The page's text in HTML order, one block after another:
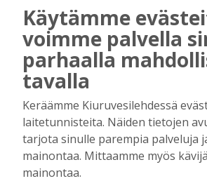
sääntöstelypadon
sekin näyttää olevan
Mutta kiireelisimmät olisivat
rakentaminen laskujokien ja
Järven ympärille on soille
tuhansia kilometriä
ravinteet ovat päässeet
kuin laihaa kahvia ja
voimakasta rehevöitumista.
tässäkin asiassa ollaan
Käytämme
voimme palvella
parhaalla
tavalla
Keräämme Kiuruvesilehdessä
laitetunnisteita. Näiden tietojen
tarjota sinulle parempia palveluja
mainontaa. Mittaamme myös
mainontaa.